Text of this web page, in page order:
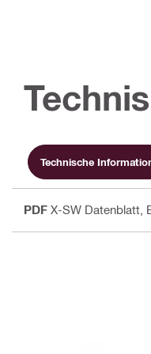
Technische
PDF X-SW Datenblatt